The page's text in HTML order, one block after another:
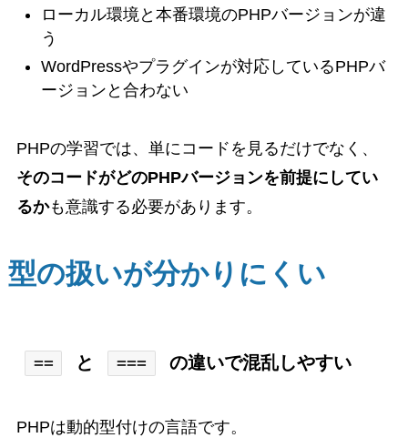
ローカル環境と本番環境のPHPバージョンが違
う
WordPressやプラグインが対応しているPHPバ
ージョンと合わない
PHPの学習では、単にコードを見るだけでなく、
そのコードがどのPHPバージョンを前提にしてい
るかも意識する必要があります。
型の扱いが分かりにくい
== と === の違いで混乱しやすい
PHPは動的型付けの言語です。